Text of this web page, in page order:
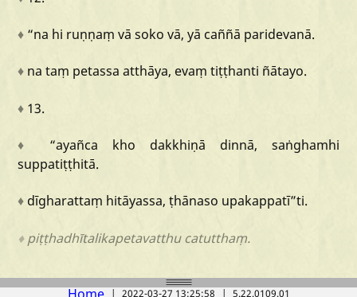
♦ “na hi ruṇṇaṃ vā soko vā, yā caññā paridevanā.
♦ na taṃ petassa atthāya, evaṃ tiṭṭhanti ñātayo.
♦ 13.
♦ “ayañca kho dakkhiṇā dinnā,
saṅghamhi
suppatiṭṭhitā.
♦ dīgharattaṃ hitāyassa, ṭhānaso upakappatī”ti.
♦piṭṭhadhītalikapetavatthu catutthaṃ.
| 2022-03-27 13:25:58 | 5.22.0109.01